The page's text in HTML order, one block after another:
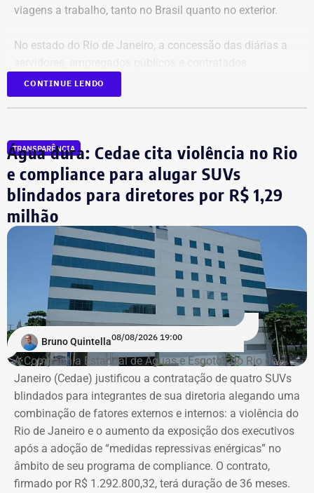
viagens a trabalho, tanto no Brasil quanto no exterior.
No estado do Rio de Janeiro, a concessão das diárias a
temporários é regulamentada pelos decretos estaduais nº
46.611/19 e nº 47.961/22.
Gastos quase dobraram em três anos
Somente em 2025, os pagamentos atingiram um pico
histórico de R$ 25,5 milhões, o que representa uma alta
de 96,5% na comparação com 2022, quando o valor foi
de R$ 12,98 milhões.
A participação das viagens internacionais também
cresceu. Elas representavam 9,4% dos pagamentos em
2022 e passaram a responder por 20,3% em 2023, 21,1%
em 2025 e 19,4% no acumulado de 2026.
Os dadosforam extraídos do Portal da Transparência e
do Sistema de Execução Orçamentária e Financeira do
Estado do Rio de Janeiro (SIAFE-RJ)
Aumento de gastos com viagens ao
exterior
CONTINUE LENDO
TRANSPARÊNCIA
Água dura: Cedae cita violência no Rio
e compliance para alugar SUVs
blindados para diretores por R$ 1,29
milhão
Bruno Quintella08/08/2026 19:00
A Companhia Estadual de Águas e Esgotos do Rio de
Janeiro (Cedae) justificou a contratação de quatro SUVs
blindados para integrantes de sua diretoria alegando uma
combinação de fatores externos e internos: a violência do
Rio de Janeiro e o aumento da exposição dos executivos
após a adoção de “medidas repressivas enérgicas” no
âmbito de seu programa de compliance. O contrato,
firmado por R$ 1.292.800,32, terá duração de 36 meses.